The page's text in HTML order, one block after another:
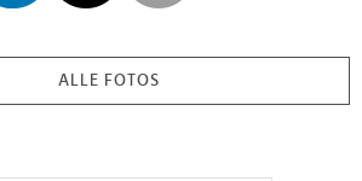
ALLE FOTOS